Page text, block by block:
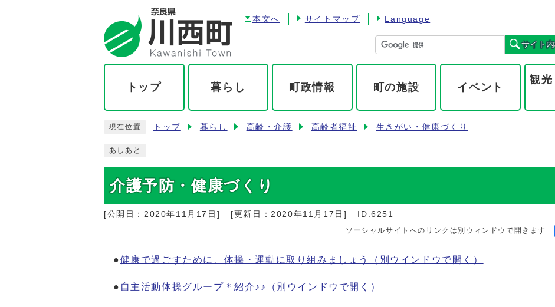
本文へ サイトマップ Language
サイト
トップ 暮らし 町政情報 町の施設 イベント
観光
現在位置 トップ 暮らし 高齢・介護 高齢者福祉 生きがい・健康づくり
あしあと
介護予防・健康づくり
[公開日： 2020年11月17日 ] [更新日：2020年11月17日 ] ID:6251
ソーシャルサイトへのリンクは別ウィンドウで開きます
●健康で過ごすために、体操・運動に取り組みましょう （別ウインドウで開く）
● 自主活動体操グループ＊紹介♪♪ （別ウインドウで開く）